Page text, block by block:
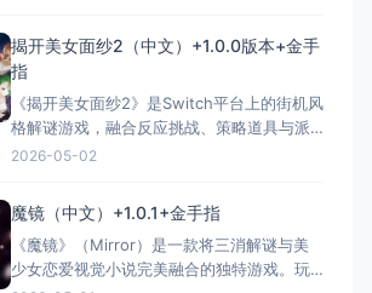
土地公融入剧情，配以沉浸式线索收集和感
人主线，曾获Steam平台96%特别好评。
2023年8月登
揭开美女面纱2（中文）+1.0.0版本+金手
指
《揭开美女面纱2》是Switch平台上的街机风
格解谜游戏，融合反应挑战、策略道具与派
对娱乐元素。玩家需在限时关卡中躲避障
线对战，适合朋友竞技。游戏延续前作美术
风格，玩法更重操作节奏，被任天堂归类为
“解谜、派对、街机”类休闲作
2026-05-02
魔镜（中文）+1.0.1+金手指
《魔镜》（Mirror）是一款将三消解谜与美
少女恋爱视觉小说完美融合的独特游戏。玩